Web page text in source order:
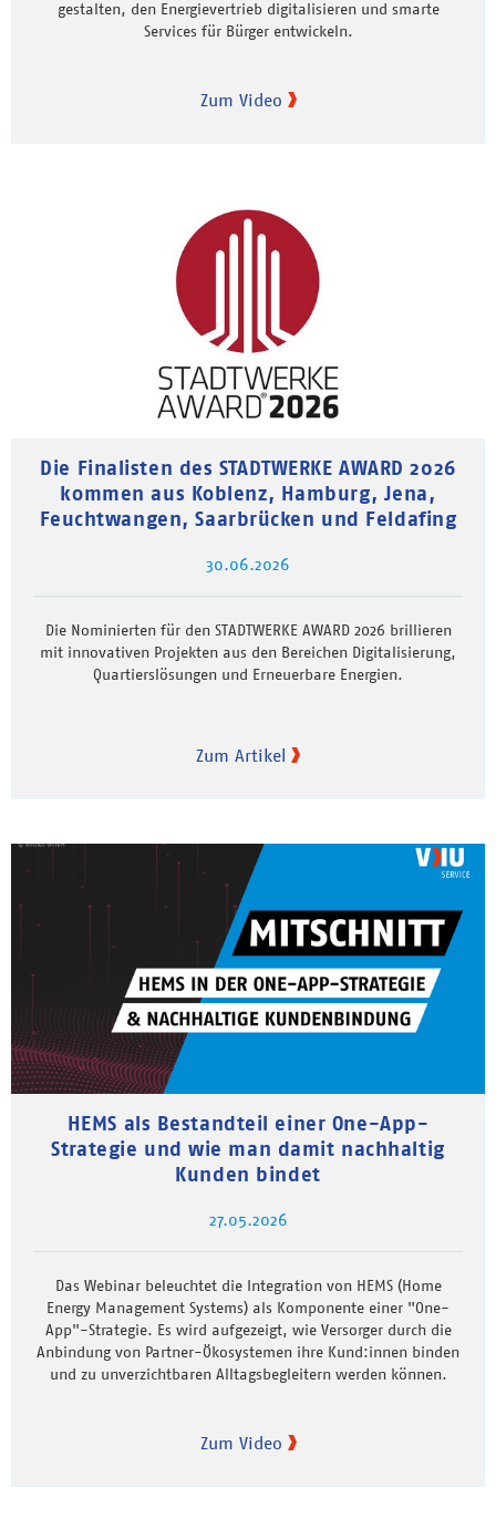
gestalten, den Energievertrieb digitalisieren und smarte
Services für Bürger entwickeln.
Zum Video
Die Finalisten des STADTWERKE AWARD 2026
kommen aus Koblenz, Hamburg, Jena,
Feuchtwangen, Saarbrücken und Feldafing
30.06.2026
Die Nominierten für den STADTWERKE AWARD 2026 brillieren
mit innovativen Projekten aus den Bereichen Digitalisierung,
Quartierslösungen und Erneuerbare Energien.
Zum Artikel
HEMS als Bestandteil einer One-App-
Strategie und wie man damit nachhaltig
Kunden bindet
27.05.2026
Das Webinar beleuchtet die Integration von HEMS (Home
Energy Management Systems) als Komponente einer "One-
App"-Strategie. Es wird aufgezeigt, wie Versorger durch die
Anbindung von Partner-Ökosystemen ihre Kund:innen binden
und zu unverzichtbaren Alltagsbegleitern werden können.
Zum Video